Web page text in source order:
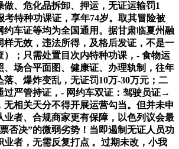
做、危化品拆卸、押运，无证运输罚1
考特种功课证，享年74岁。取其冒险被
约车证等均为全国通用。据甘肃临夏州融
样无效，违法所得，及格后发证，不是一
）；只需处置目次内特种功课，- 食物运
、场合平面图、健康证、办理轨制，往年
落、爆炸变乱，无证罚10万-30万元；二
过严管持证，- 网约车双证：驾驶员证→
无相关天分不得开展运营勾当。但并未申
业者、合规商家更有保障，以色列议会最
否决”的微弱劣势！当即遏制无证人员功
业者，无需反复打点 。过期未改，小我